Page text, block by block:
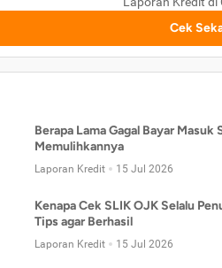
Cek
Berapa Lama Gagal Bayar
Memulihkannya
Laporan Kredit 15 Jul 2026
Kenapa Cek SLIK OJK Selalu
Tips agar Berhasil
Laporan Kredit 15 Jul 2026